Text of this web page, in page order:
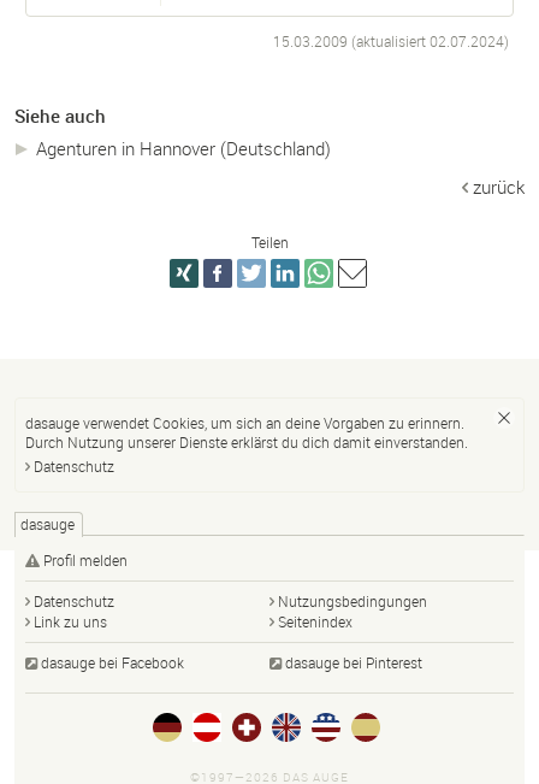
15.03.2009 (aktualisiert02.07.2024)
Siehe auch
Agenturen in Hannover (Deutschland)
zurück
Teilen
dasauge verwendet Cookies, um sich an deine Vorgaben zu erinnern.
Durch Nutzung unserer Dienste erklärst du dich damit einverstanden.
Datenschutz
dasauge
Profil melden
Datenschutz
Nutzungsbedingungen
Link zu uns
Seitenindex
dasauge bei Facebook dasauge bei Pinterest
©1997—2026 DAS AUGE